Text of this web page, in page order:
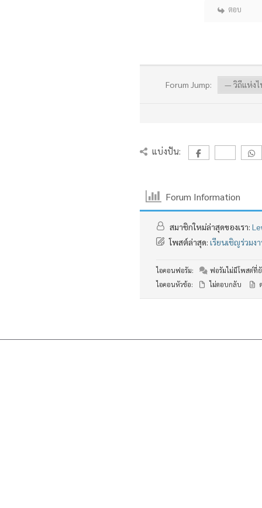
ตอบ
Forum Jump:
แบ่งปัน:
Forum Information
สมาชิกใหม่ล่าสุดของเรา:
โพสต์ล่าสุด: เรียนเชิญร่วม
ไอคอนฟอรัม:
ฟอรัมไม่มีโพสต์ที่ยั
ไอคอนหัวข้อ:
ไม่ตอบกลับ